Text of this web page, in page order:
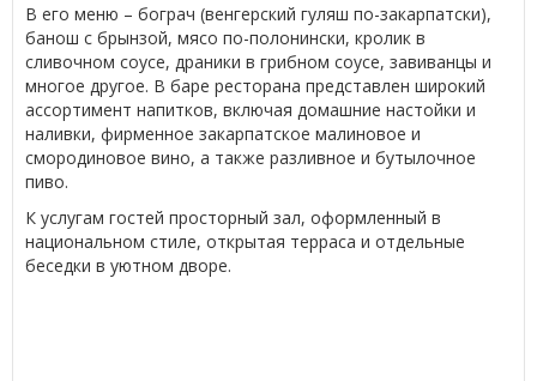
В его меню – бограч (венгерский гуляш по-закарпатски),
банош с брынзой, мясо по-полонински, кролик в
сливочном соусе, драники в грибном соусе, завиванцы и
многое другое. В баре ресторана представлен широкий
ассортимент напитков, включая домашние настойки и
наливки, фирменное закарпатское малиновое и
смородиновое вино, а также разливное и бутылочное
пиво.
К услугам гостей просторный зал, оформленный в
национальном стиле, открытая терраса и отдельные
беседки в уютном дворе.